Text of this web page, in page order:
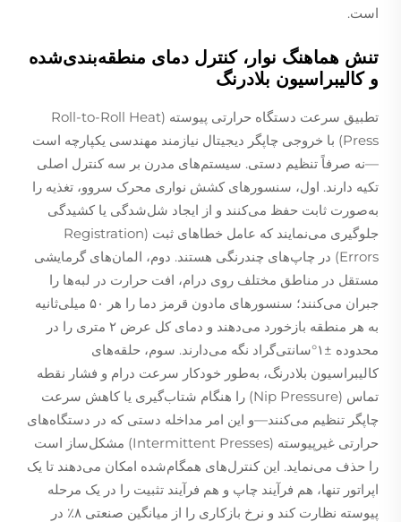
است.
تنش هماهنگ نوار، کنترل دمای منطقه‌بندی‌شده
و کالیبراسیون بلادرنگ
تطبیق سرعت دستگاه حرارتی پیوسته (Roll-to-Roll Heat
Press) با خروجی چاپگر دیجیتال نیازمند مهندسی یکپارچه است
—نه صرفاً تنظیم دستی. سیستم‌های مدرن بر سه کنترل اصلی
تکیه دارند. اول، سنسورهای کشش نواری محرک سروو، تغذیه را
به‌صورت ثابت حفظ می‌کنند و از ایجاد شل‌شدگی یا کشیدگی
جلوگیری می‌نمایند که عامل خطاهای ثبت (Registration
Errors) در چاپ‌های چندرنگی هستند. دوم، المان‌های گرمایشی
مستقل در مناطق مختلف روی درام، افت حرارت در لبه‌ها را
جبران می‌کنند؛ سنسورهای مادون قرمز دما را هر ۵۰ میلی‌ثانیه
به هر منطقه بازخورد می‌دهند و دمای کل عرض ۲ متری را در
محدوده ±۱°سانتی‌گراد نگه می‌دارند. سوم، حلقه‌های
کالیبراسیون بلادرنگ، به‌طور خودکار سرعت درام و فشار نقطه
تماس (Nip Pressure) را هنگام شتاب‌گیری یا کاهش سرعت
چاپگر تنظیم می‌کنند—و این امر مداخله دستی که در دستگاه‌های
حرارتی غیرپیوسته (Intermittent Presses) مشکل‌ساز است
را حذف می‌نماید. این کنترل‌های همگام‌شده امکان می‌دهند تا یک
اپراتور تنها، هم فرآیند چاپ و هم فرآیند تثبیت را در یک مرحله
پیوسته نظارت کند و نرخ بازکاری را از میانگین صنعتی ۸٪ در